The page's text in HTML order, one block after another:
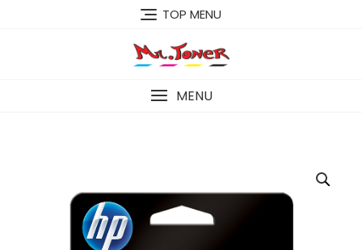
TOP MENU
MENU